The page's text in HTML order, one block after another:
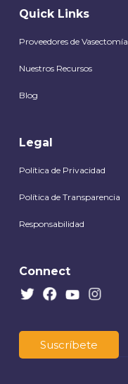
Quick Links
Proveedores de Vasectomía
Nuestros Recursos
Blog
Legal
Política de Privacidad
Política de Transparencia
Responsabilidad
Connect
Suscríbete